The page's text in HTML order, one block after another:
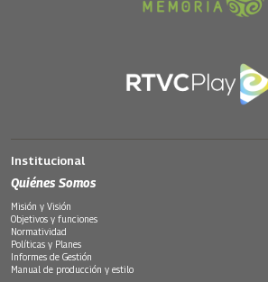
Institucional
Quiénes Somos
Misión y Visión
Objetivos y funciones
Normatividad
Políticas y Planes
Informes de Gestión
Manual de producción y estilo